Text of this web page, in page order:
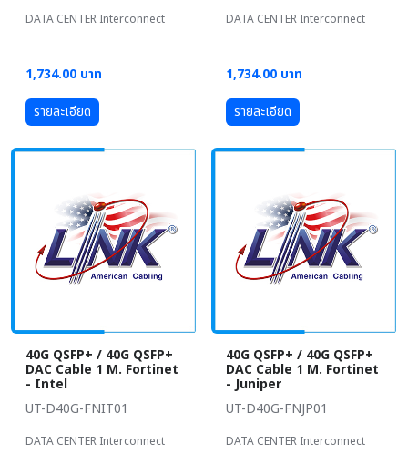
DATA CENTER Interconnect
1,734.00 บาท
รายละเอียด
DATA CENTER Interconnect
1,734.00 บาท
รายละเอียด
40G QSFP+ / 40G QSFP+
DAC Cable 1 M. Fortinet
- Intel
UT-D40G-FNIT01
DATA CENTER Interconnect
40G QSFP+ / 40G QSFP+
DAC Cable 1 M. Fortinet
- Juniper
UT-D40G-FNJP01
DATA CENTER Interconnect